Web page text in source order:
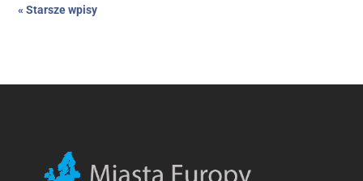
« Starsze wpisy